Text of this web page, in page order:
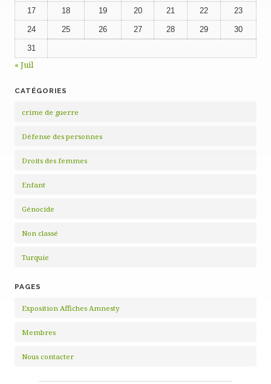
17 18 19 20 21 22 23
24 25 26 27 28 29 30
31
« Juil
CATÉGORIES
crime de guerre
Défense des personnes
Droits des femmes
Enfant
Génocide
Non classé
Turquie
PAGES
Exposition Affiches Amnesty
Membres
Nous contacter